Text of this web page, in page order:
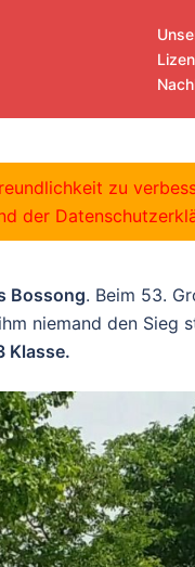
Bossong. Beim 53.
niemand den Sieg
Klasse.
zu
der